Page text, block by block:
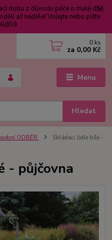
dobu z důvodu péče o malé dítě.
až neděle! Volejte nebo pište
Menu
Hledat
0 ks
za 0,00 Kč
ODBĚR
Skládací židle bílé -
- půjčovna